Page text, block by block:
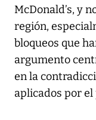
McDonald’s, y
región,
bloqueos que
argumento
en la
aplicados por el